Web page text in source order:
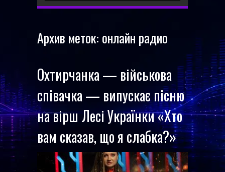
Архив меток: онлайн радио
Охтирчанка — військова
співачка — випускає пісню
на вірш Лесі Українки «Хто
вам сказав, що я слабка?»